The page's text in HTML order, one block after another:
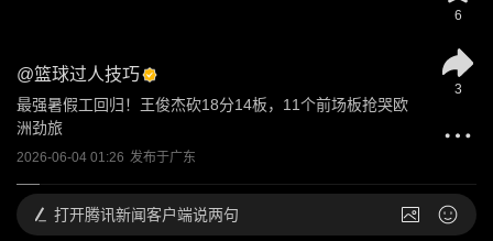
@篮球过人技巧
最强暑假工回归！王俊杰砍18分14板，11个前场板抢哭欧
洲劲旅
2026-06-04 01:26 发布于广东
6
3
打开腾讯新闻客户端说两句